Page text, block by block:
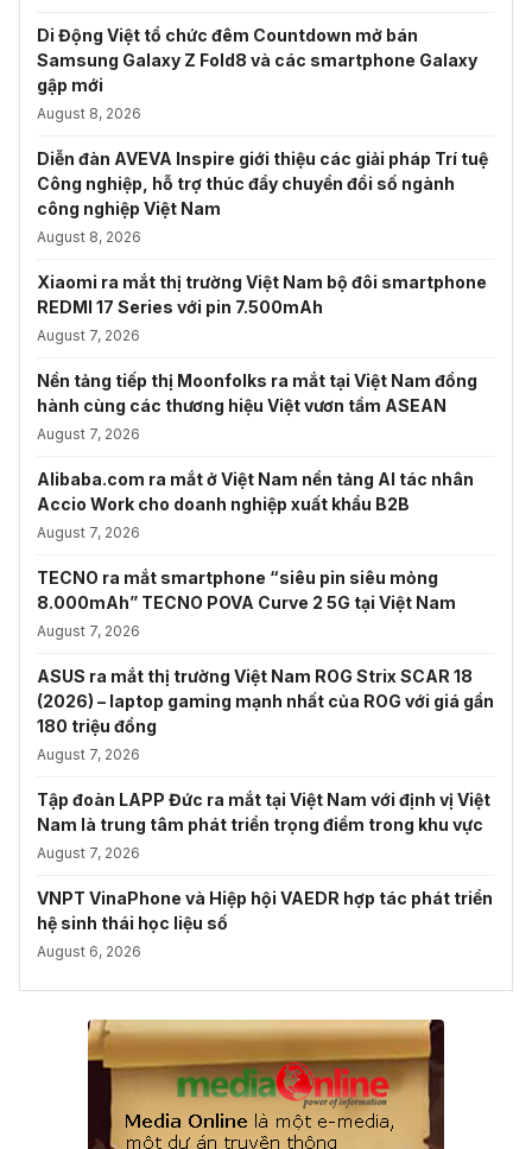
Di Động Việt tổ chức đêm Countdown mở bán
Samsung Galaxy Z Fold8 và các smartphone Galaxy
gập mới
August 8, 2026
Diễn đàn AVEVA Inspire giới thiệu các giải pháp Trí tuệ
Công nghiệp, hỗ trợ thúc đẩy chuyển đổi số ngành
công nghiệp Việt Nam
August 8, 2026
Xiaomi ra mắt thị trường Việt Nam bộ đôi smartphone
REDMI 17 Series với pin 7.500mAh
August 7, 2026
Nền tảng tiếp thị Moonfolks ra mắt tại Việt Nam đồng
hành cùng các thương hiệu Việt vươn tầm ASEAN
August 7, 2026
Alibaba.com ra mắt ở Việt Nam nền tảng AI tác nhân
Accio Work cho doanh nghiệp xuất khẩu B2B
August 7, 2026
TECNO ra mắt smartphone “siêu pin siêu mỏng
8.000mAh” TECNO POVA Curve 2 5G tại Việt Nam
August 7, 2026
ASUS ra mắt thị trường Việt Nam ROG Strix SCAR 18
(2026) – laptop gaming mạnh nhất của ROG với giá gần
180 triệu đồng
August 7, 2026
Tập đoàn LAPP Đức ra mắt tại Việt Nam với định vị Việt
Nam là trung tâm phát triển trọng điểm trong khu vực
August 7, 2026
VNPT VinaPhone và Hiệp hội VAEDR hợp tác phát triển
hệ sinh thái học liệu số
August 6, 2026